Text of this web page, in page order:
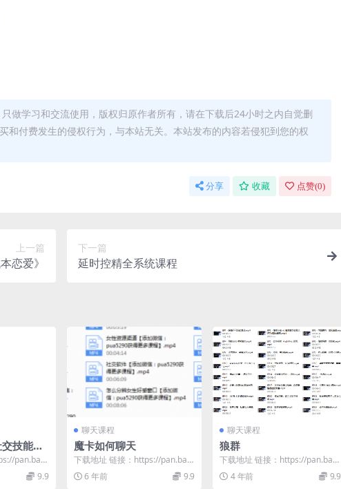
做学习和交流使用，版权归原作者所有，请在下载后24小时之内自觉删
和付费发生的侵权行为，与本站无关。本站发布的内容若侵犯到您的权
分享 收藏 点赞(0)
上一篇
恋爱》
下一篇
延时控精全系统课程
技能训
pan.baid
9.9
聊天课程
魔卡如何聊天
下载地址 链接：https://pan.baid
u.com/s/1zlI6gJE...
6 年前 9.9
聊天课程
狼群
下载地址 链接：https://pan.baid
u.com/s/14jgHuBr...
4 年前 9.9